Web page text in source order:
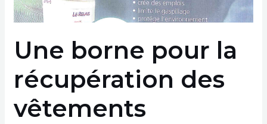
Une borne pour la
récupération des
vêtements
vêtements